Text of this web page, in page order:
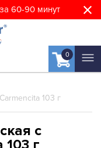
60-90 минут
0
103 г
с